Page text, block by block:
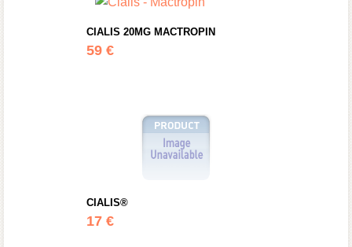
CIALIS 20MG MACTROPIN
59 €
CIALIS®
17 €